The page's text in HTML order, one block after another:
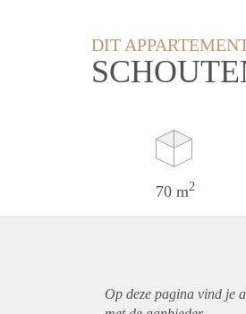
DIT
70 m2
Op deze pagina vind je